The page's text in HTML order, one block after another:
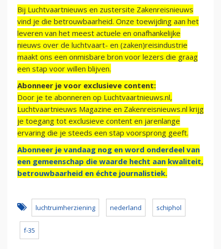
Bij Luchtvaartnieuws en zustersite Zakenreisnieuws
vind je die betrouwbaarheid. Onze toewijding aan het
leveren van het meest actuele en onafhankelijke
nieuws over de luchtvaart- en (zaken)reisindustrie
maakt ons een onmisbare bron voor lezers die graag
een stap voor willen blijven.
Abonneer je voor exclusieve content:
Door je te abonneren op Luchtvaartnieuws.nl,
Luchtvaartnieuws Magazine en Zakenreisnieuws.nl krijg
je toegang tot exclusieve content en jarenlange
ervaring die je steeds een stap voorsprong geeft.
Abonneer je vandaag nog en word onderdeel van
een gemeenschap die waarde hecht aan kwaliteit,
betrouwbaarheid en échte journalistiek.
luchtruimherziening nederland schiphol
f-35